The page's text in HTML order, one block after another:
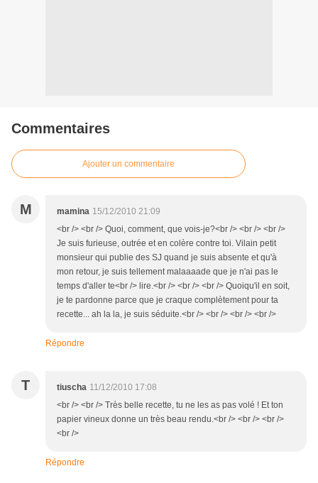
Commentaires
Ajouter un commentaire
M mamina 15/12/2010 21:09
<br /> <br /> Quoi, comment, que vois-je?<br /> <br /> <br />
Je suis furieuse, outrée et en colère contre toi. Vilain petit
monsieur qui publie des SJ quand je suis absente et qu'à
mon retour, je suis tellement malaaaade que je n'ai pas le
temps d'aller te<br /> lire.<br /> <br /> <br /> Quoiqu'il en soit,
je te pardonne parce que je craque complètement pour ta
recette... ah la la, je suis séduite.<br /> <br /> <br /> <br />
Répondre
T tiuscha 11/12/2010 17:08
<br /> <br /> Très belle recette, tu ne les as pas volé ! Et ton
papier vineux donne un très beau rendu.<br /> <br /> <br />
<br />
Répondre